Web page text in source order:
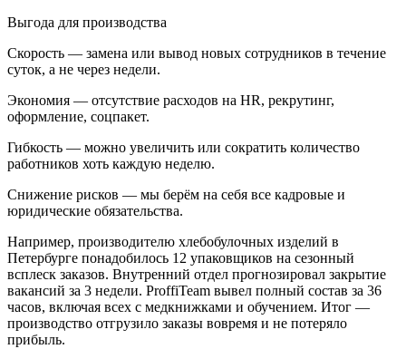
Выгода для производства
Скорость — замена или вывод новых сотрудников в течение
суток, а не через недели.
Экономия — отсутствие расходов на HR, рекрутинг,
оформление, соцпакет.
Гибкость — можно увеличить или сократить количество
работников хоть каждую неделю.
Снижение рисков — мы берём на себя все кадровые и
юридические обязательства.
Например, производителю хлебобулочных изделий в
Петербурге понадобилось 12 упаковщиков на сезонный
всплеск заказов. Внутренний отдел прогнозировал закрытие
вакансий за 3 недели. ProffiTeam вывел полный состав за 36
часов, включая всех с медкнижками и обучением. Итог —
производство отгрузило заказы вовремя и не потеряло
прибыль.